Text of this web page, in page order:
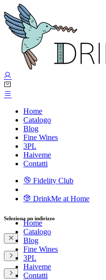
Home
Catalogo
Blog
Fine Wines
3PL
Haiveme
Contatti
Fidelity Club
DrinkMe at Home
Home
Catalogo
Blog
Fine Wines
3PL
Haiveme
Contatti
Seleziona un indirizzo